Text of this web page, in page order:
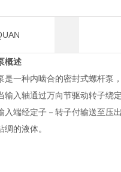
概述
是一种内啮合的密封式螺杆泵
当输入轴通过万向节驱动转子绕
入端经定子－转子付输送至压出
的液体。